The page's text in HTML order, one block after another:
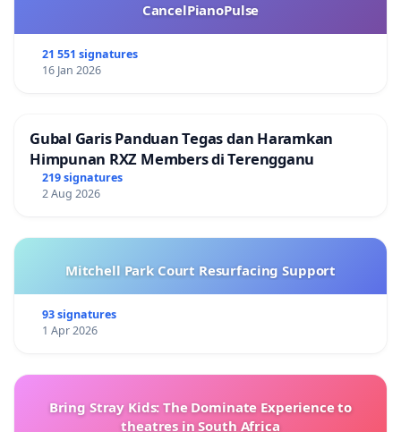
CancelPianoPulse
21 551 signatures
16 Jan 2026
Gubal Garis Panduan Tegas dan Haramkan
Himpunan RXZ Members di Terengganu
219 signatures
2 Aug 2026
Mitchell Park Court Resurfacing Support
93 signatures
1 Apr 2026
Bring Stray Kids: The Dominate Experience to
theatres in South Africa